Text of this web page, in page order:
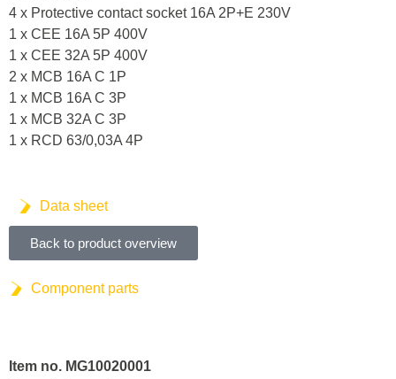
4 x Protective contact socket 16A 2P+E 230V
1 x CEE 16A 5P 400V
1 x CEE 32A 5P 400V
2 x MCB 16A C 1P
1 x MCB 16A C 3P
1 x MCB 32A C 3P
1 x RCD 63/0,03A 4P
Data sheet
Back to product overview
Component parts
Item no. MG10020001